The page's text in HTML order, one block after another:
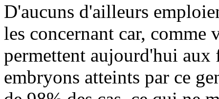
D'aucuns d'ailleurs
les concernant car, comme
permettent aujourd'hui aux
embryons atteints par ce